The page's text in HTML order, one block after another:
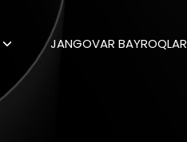
JANGOVAR BAYROQLAR